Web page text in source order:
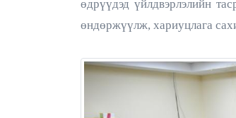
өдрүүдэд үйлдвэрлэлийн
өндөржүүлж, хариуцлага